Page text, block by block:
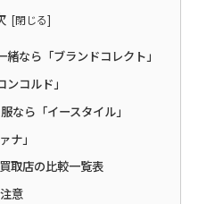
なら「ブランドコレクト」
コルド」
なら「イースタイル」
ナ」
取店の比較一覧表
意